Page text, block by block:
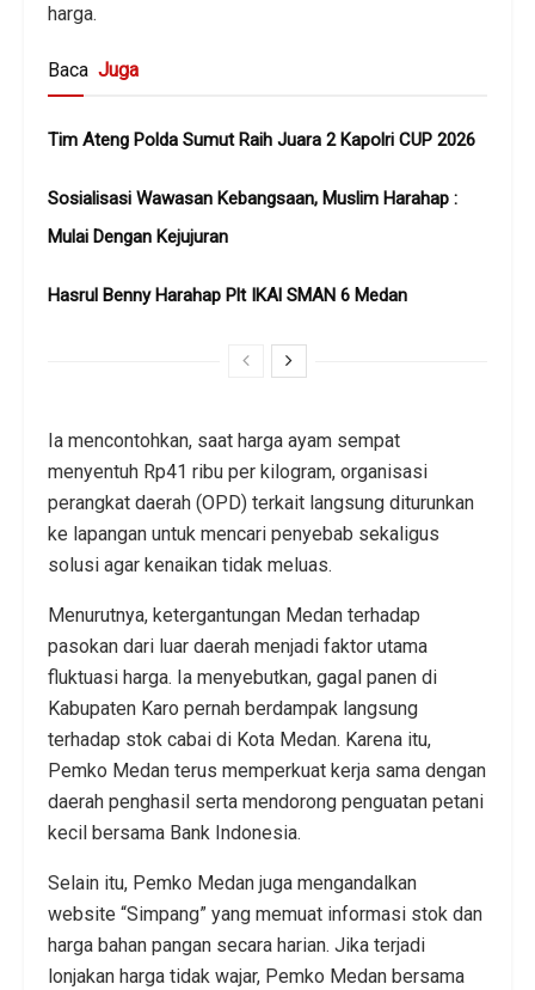
harga.
Baca Juga
Tim Ateng Polda Sumut Raih Juara 2 Kapolri CUP 2026
Sosialisasi Wawasan Kebangsaan, Muslim Harahap :
Mulai Dengan Kejujuran
Hasrul Benny Harahap Plt IKAl SMAN 6 Medan
Ia mencontohkan, saat harga ayam sempat
menyentuh Rp41 ribu per kilogram, organisasi
perangkat daerah (OPD) terkait langsung diturunkan
ke lapangan untuk mencari penyebab sekaligus
solusi agar kenaikan tidak meluas.
Menurutnya, ketergantungan Medan terhadap
pasokan dari luar daerah menjadi faktor utama
fluktuasi harga. Ia menyebutkan, gagal panen di
Kabupaten Karo pernah berdampak langsung
terhadap stok cabai di Kota Medan. Karena itu,
Pemko Medan terus memperkuat kerja sama dengan
daerah penghasil serta mendorong penguatan petani
kecil bersama Bank Indonesia.
Selain itu, Pemko Medan juga mengandalkan
website “Simpang” yang memuat informasi stok dan
harga bahan pangan secara harian. Jika terjadi
lonjakan harga tidak wajar, Pemko Medan bersama